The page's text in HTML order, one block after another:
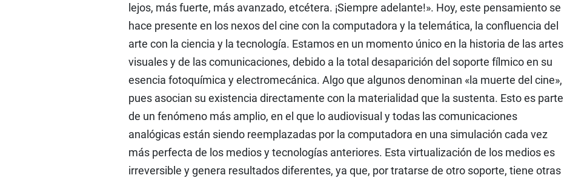
lejos, más fuerte, más avanzado, etcétera. ¡Siempre adelante!». Hoy, este pensamiento se
hace presente en los nexos del cine con la computadora y la telemática, la confluencia del
arte con la ciencia y la tecnología. Estamos en un momento único en la historia de las artes
visuales y de las comunicaciones, debido a la total desaparición del soporte fílmico en su
esencia fotoquímica y electromecánica. Algo que algunos denominan «la muerte del cine»,
pues asocian su existencia directamente con la materialidad que la sustenta. Esto es parte
de un fenómeno más amplio, en el que lo audiovisual y todas las comunicaciones
analógicas están siendo reemplazadas por la computadora en una simulación cada vez
más perfecta de los medios y tecnologías anteriores. Esta virtualización de los medios es
irreversible y genera resultados diferentes, ya que, por tratarse de otro soporte, tiene otras